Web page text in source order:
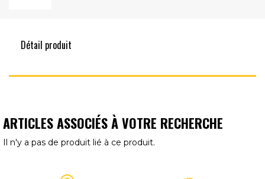
Détail produit
ARTICLES ASSOCIÉS À VOTRE RECHERCHE
Il n'y a pas de produit lié à ce produit.